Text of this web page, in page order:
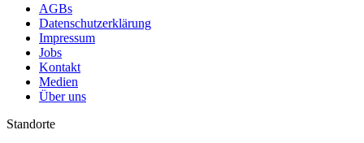
AGBs
Datenschutzerklärung
Impressum
Jobs
Kontakt
Medien
Über uns
Standorte